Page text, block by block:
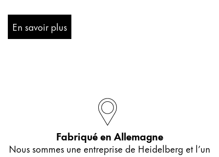
En savoir plus
Fabriqué en Allemagne
Nous sommes une entreprise de Heidelberg et l’un